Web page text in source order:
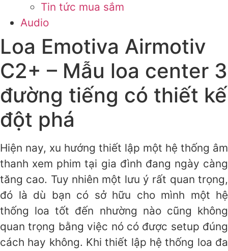
Tin tức mua sắm
Audio
Loa Emotiva Airmotiv
C2+ – Mẫu loa center 3
đường tiếng có thiết kế
đột phá
Hiện nay, xu hướng thiết lập một hệ thống âm
thanh xem phim tại gia đình đang ngày càng
tăng cao. Tuy nhiên một lưu ý rất quan trọng,
đó là dù bạn có sở hữu cho mình một hệ
thống loa tốt đến nhường nào cũng không
quan trọng bằng việc nó có được setup đúng
cách hay không. Khi thiết lập hệ thống loa đa